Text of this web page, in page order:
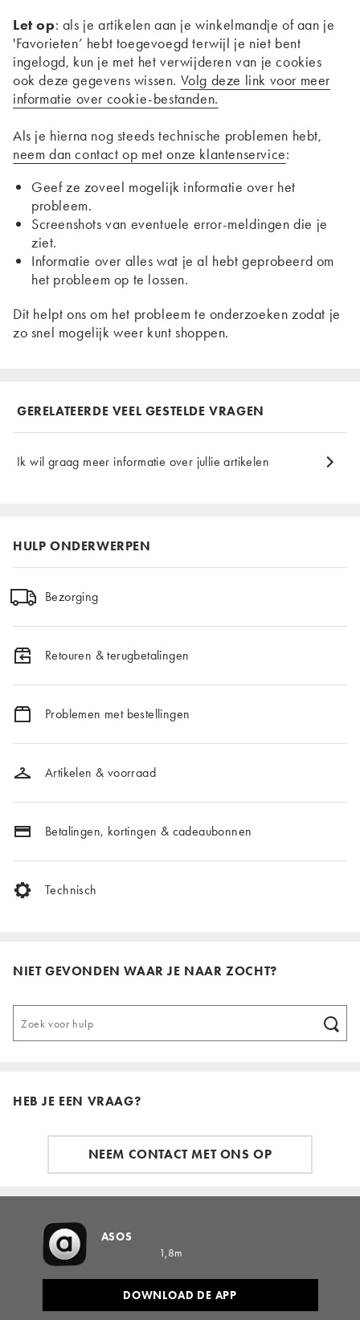
Let op: als je artikelen aan je winkelmandje of aan je
'Favorieten’ hebt toegevoegd terwijl je niet bent
ingelogd, kun je met het verwijderen van je cookies
ook deze gegevens wissen. Volg deze link voor meer
informatie over cookie-bestanden.
Als je hierna nog steeds technische problemen hebt,
neem dan contact op met onze klantenservice:
Geef ze zoveel mogelijk informatie over het
probleem.
Screenshots van eventuele error-meldingen die je
ziet.
Informatie over alles wat je al hebt geprobeerd om
het probleem op te lossen.
Dit helpt ons om het probleem te onderzoeken zodat je
zo snel mogelijk weer kunt shoppen.
GERELATEERDE VEEL GESTELDE VRAGEN
Ik wil graag meer informatie over jullie artikelen
HULP ONDERWERPEN
Bezorging
Retouren & terugbetalingen
Problemen met bestellingen
Artikelen & voorraad
Betalingen, kortingen & cadeaubonnen
Technisch
NIET GEVONDEN WAAR JE NAAR ZOCHT?
HEB JE EEN VRAAG?
NEEM CONTACT MET ONS OP
ASOS
1,8m
DOWNLOAD DE APP